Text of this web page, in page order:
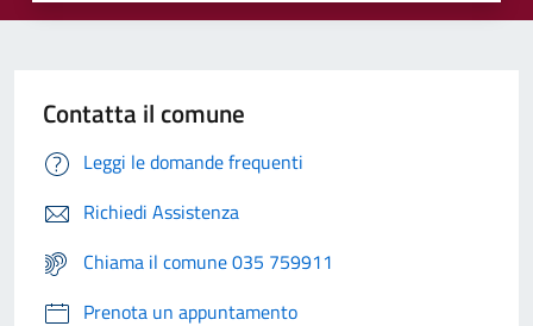
Contatta il comune
Leggi le domande frequenti
Richiedi Assistenza
Chiama il comune 035 759911
Prenota un appuntamento